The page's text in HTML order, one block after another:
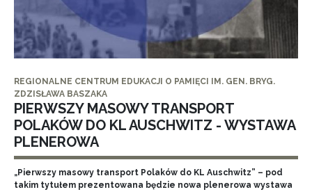
REGIONALNE CENTRUM EDUKACJI O PAMIĘCI IM. GEN. BRYG.
ZDZISŁAWA BASZAKA
PIERWSZY MASOWY TRANSPORT
POLAKÓW DO KL AUSCHWITZ - WYSTAWA
PLENEROWA
„Pierwszy masowy transport Polaków do KL Auschwitz” – pod
takim tytułem prezentowana będzie nowa plenerowa wystawa